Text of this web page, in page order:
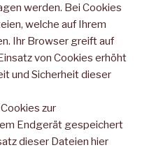
werden. Bei Cookies
welche auf Ihrem
Ihr Browser greift auf
von Cookies erhöht
und Sicherheit dieser
zur
Endgerät gespeichert
dieser Dateien hier